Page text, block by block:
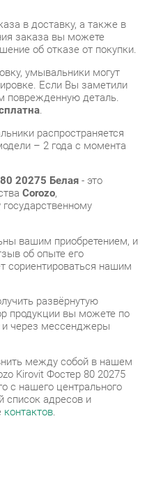
умывальники могут
Если Вы заметили
деталь.
.
– 2 года с момента
20275 Белая
об опыте его
нашим
продукции вы можете по
через мессенджеры
между собой в нашем
Kirovit Фостер 80 20275
нашего центрального
адресов и
.